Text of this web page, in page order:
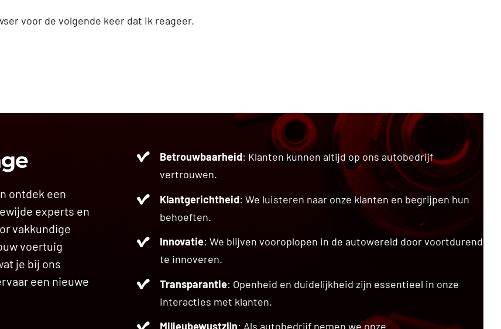
voor de volgende keer dat ik reageer.
ontdek een
experts en
vakkundige
voertuig
je bij ons
een nieuwe
Betrouwbaarheid: Klanten kunnen altijd op ons autobedrijf
vertrouwen.
Klantgerichtheid: We luisteren naar onze klanten en begrijpen hun
behoeften.
Innovatie: We blijven vooroplopen in de autowereld door voortdurend
te innoveren.
Transparantie: Openheid en duidelijkheid zijn essentieel in onze
interacties met klanten.
Milieubewustzijn: Als autobedrijf nemen we onze